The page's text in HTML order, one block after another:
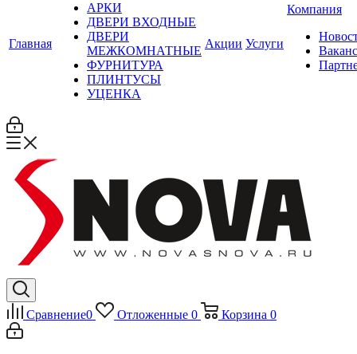
Главная
АРКИ
ДВЕРИ ВХОДНЫЕ
ДВЕРИ
МЕЖКОМНАТНЫЕ
ФУРНИТУРА
ПЛИНТУСЫ
УЦЕНКА
Акции Услуги
Компания
Сравнение0 Отложенные 0 Корзина 0